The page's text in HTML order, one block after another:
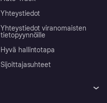
Yhteystiedot
Yhteystiedot viranomaisten
tietopyynnöille
Hyvä hallintotapa
Sijoittajasuhteet